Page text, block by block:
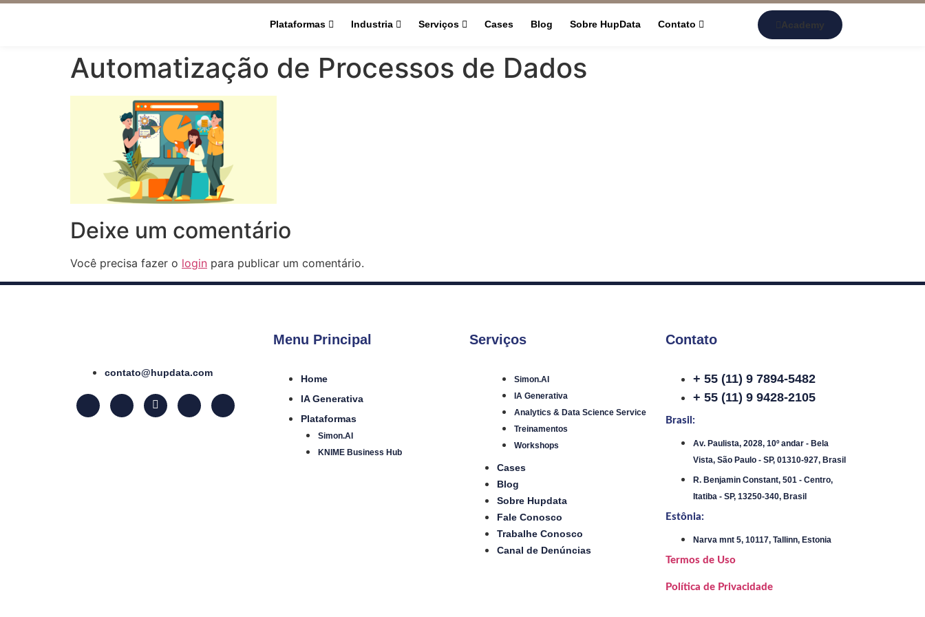
Plataformas Industria Serviços Cases Blog Sobre HupData Contato Academy
Automatização de Processos de Dados
Deixe um comentário
Você precisa fazer o login para publicar um comentário.
contato@hupdata.com
Menu Principal
Home
IA Generativa
Plataformas
Simon.AI
KNIME Business Hub
Serviços
Simon.AI
IA Generativa
Analytics & Data Science Service
Treinamentos
Workshops
Cases
Blog
Sobre Hupdata
Fale Conosco
Trabalhe Conosco
Canal de Denúncias
Contato
+ 55 (11) 9 7894-5482
+ 55 (11) 9 9428-2105
Brasil:
Av. Paulista, 2028, 10º andar - Bela
Vista, São Paulo - SP, 01310-927, Brasil
R. Benjamin Constant, 501 - Centro,
Itatiba - SP, 13250-340, Brasil
Estônia:
Narva mnt 5, 10117, Tallinn, Estonia
Termos de Uso
Política de Privacidade